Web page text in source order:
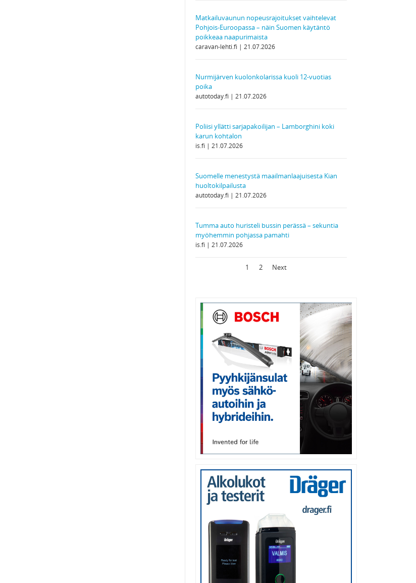
Matkailuvaunun nopeusrajoitukset vaihtelevat
Pohjois-Euroopassa – näin Suomen käytäntö
poikkeaa naapurimaista
caravan-lehti.fi 21.07.2026
Nurmijärven kuolonkolarissa kuoli 12-vuotias
poika
autotoday.fi 21.07.2026
Poliisi yllätti sarjapakoilijan – Lamborghini koki
karun kohtalon
is.fi 21.07.2026
Suomelle menestystä maailmanlaajuisesta Kian
huoltokilpailusta
autotoday.fi 21.07.2026
Tumma auto huristeli bussin perässä – sekuntia
myöhemmin pohjassa pamahti
is.fi 21.07.2026
1 2 Next